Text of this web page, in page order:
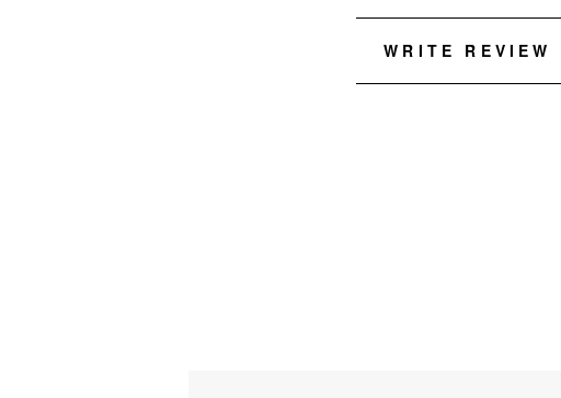
WRITE REVIEW